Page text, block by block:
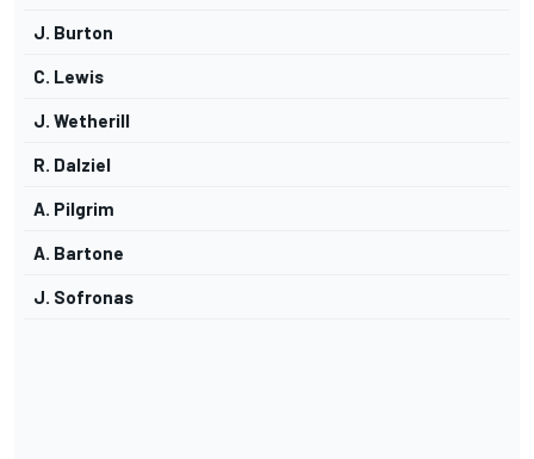
J. Burton
C. Lewis
J. Wetherill
R. Dalziel
A. Pilgrim
A. Bartone
J. Sofronas